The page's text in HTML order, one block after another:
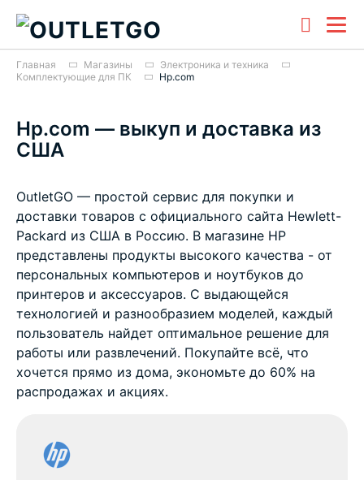
Главная Магазины
Электроника и техника
Комплектующие для ПК
Hp.com
Hp.com — выкуп и доставка из
США
OutletGO — простой сервис для покупки и
доставки товаров с официального сайта Hewlett-
Packard из США в Россию. В магазине HP
представлены продукты высокого качества - от
персональных компьютеров и ноутбуков до
принтеров и аксессуаров. С выдающейся
технологией и разнообразием моделей, каждый
пользователь найдет оптимальное решение для
работы или развлечений. Покупайте всё, что
хочется прямо из дома, экономьте до 60% на
распродажах и акциях.